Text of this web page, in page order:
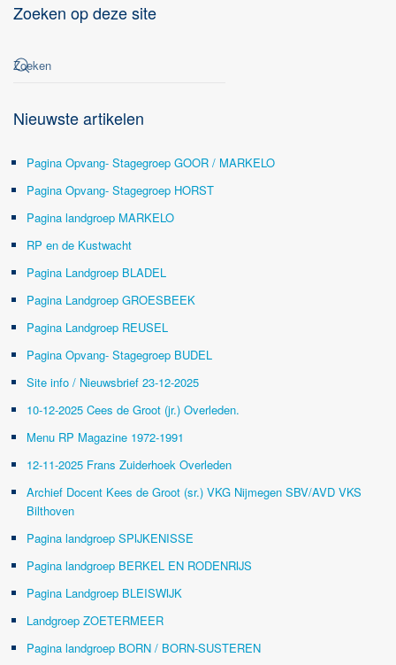
Zoeken op deze site
Nieuwste artikelen
Pagina Opvang- Stagegroep GOOR / MARKELO
Pagina Opvang- Stagegroep HORST
Pagina landgroep MARKELO
RP en de Kustwacht
Pagina Landgroep BLADEL
Pagina Landgroep GROESBEEK
Pagina Landgroep REUSEL
Pagina Opvang- Stagegroep BUDEL
Site info / Nieuwsbrief 23-12-2025
10-12-2025 Cees de Groot (jr.) Overleden.
Menu RP Magazine 1972-1991
12-11-2025 Frans Zuiderhoek Overleden
Archief Docent Kees de Groot (sr.) VKG Nijmegen SBV/AVD VKS
Bilthoven
Pagina landgroep SPIJKENISSE
Pagina landgroep BERKEL EN RODENRIJS
Pagina Landgroep BLEISWIJK
Landgroep ZOETERMEER
Pagina landgroep BORN / BORN-SUSTEREN